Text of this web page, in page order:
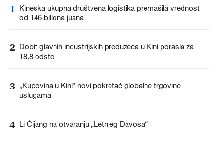
1
Kineska ukupna društvena logistika premašila vrednost
od 146 biliona juana
2 Dobit glavnih industrijskih preduzeća u Kini porasla za
18,8 odsto
3 „Kupovina u Kini” novi pokretač globalne trgovine
uslugama
4 Li Ćijang na otvaranju „Letnjeg Davosa“